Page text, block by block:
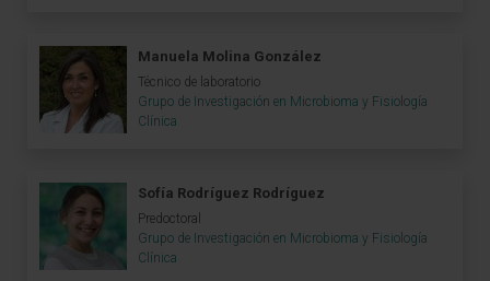
Manuela Molina González
Técnico de laboratorio
Grupo de Investigación en Microbioma y Fisiología
Clínica
Sofía Rodríguez Rodríguez
Predoctoral
Grupo de Investigación en Microbioma y Fisiología
Clínica